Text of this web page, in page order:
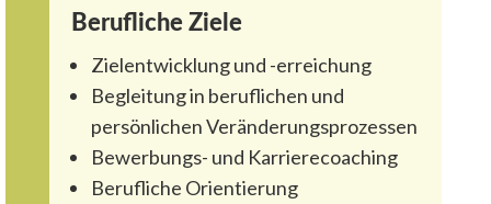
Berufliche Ziele
Zielentwicklung und -erreichung
Begleitung in beruflichen und
persönlichen Veränderungsprozessen
Bewerbungs- und Karrierecoaching
Berufliche Orientierung